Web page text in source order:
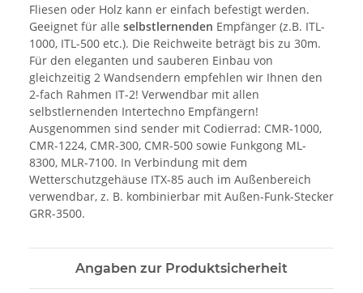
Fliesen oder Holz kann er einfach befestigt werden.
Geeignet für alle selbstlernenden Empfänger (z.B. ITL-
1000, ITL-500 etc.). Die Reichweite beträgt bis zu 30m.
Für den eleganten und sauberen Einbau von
gleichzeitig 2 Wandsendern empfehlen wir Ihnen den
2-fach Rahmen IT-2! Verwendbar mit allen
selbstlernenden Intertechno Empfängern!
Ausgenommen sind sender mit Codierrad: CMR-1000,
CMR-1224, CMR-300, CMR-500 sowie Funkgong ML-
8300, MLR-7100. In Verbindung mit dem
Wetterschutzgehäuse ITX-85 auch im Außenbereich
verwendbar, z. B. kombinierbar mit Außen-Funk-Stecker
GRR-3500.
Angaben zur Produktsicherheit